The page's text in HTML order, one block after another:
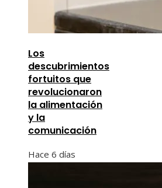
Los
descubrimientos
fortuitos que
revolucionaron
la alimentación
y la
comunicación
Hace 6 días